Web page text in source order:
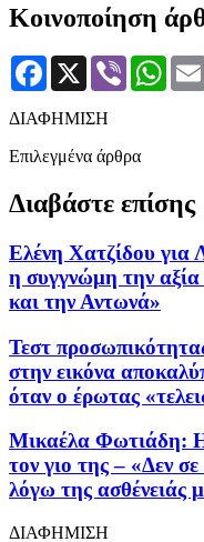
Κοινοποίηση
Facebook
X Viber
ΔΙΑΦΗΜΙΣΗ
Επιλεγμένα άρθρα
Διαβάστε επίσης
Ελένη Χατζίδου για
η συγγνώμη την
και την Αντωνά»
Τεστ
στην εικόνα
όταν ο έρωτας
Μικαέλα Φωτιάδη: Η
τον γιο της – «Δεν
λόγω της ασθένειάς
ΔΙΑΦΗΜΙΣΗ